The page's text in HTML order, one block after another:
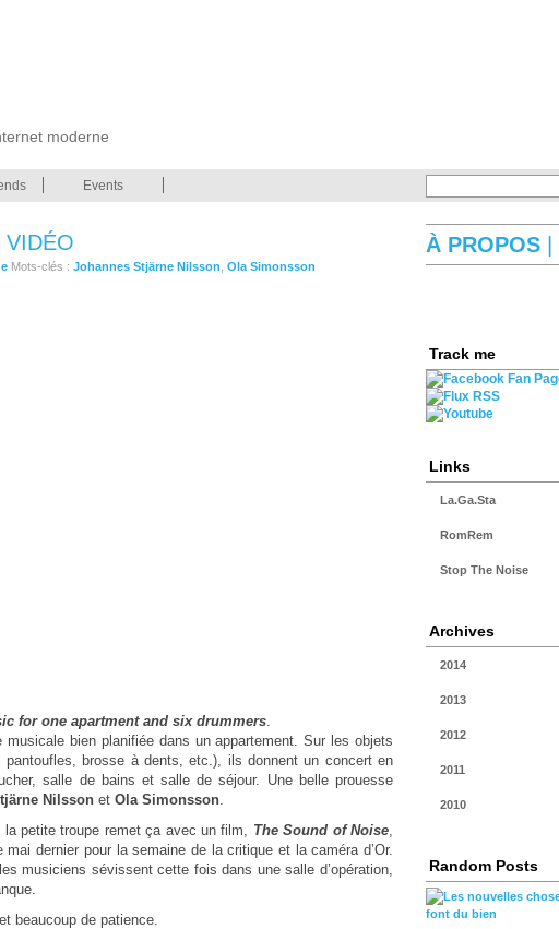
moderne
Events
VIDÉO
Mots-clés : Johannes Stjärne Nilsson Ola Simonsson
for one apartment and six drummers.
bien planifiée dans un appartement. Sur les objets
pantoufles, brosse à dents, etc.), ils donnent un concert en
salle de bains et salle de séjour. Une belle prouesse
Nilsson et Ola Simonsson.
petite troupe remet ça avec un film, The Sound of Noise,
dernier pour la semaine de la critique et la caméra d’Or.
musiciens sévissent cette fois dans une salle d’opération,
beaucoup de patience.
À PROPOS
Track me
Links
La.Ga.Sta
RomRem
Stop The Noise
Archives
2014
2013
2012
2011
2010
Random Posts